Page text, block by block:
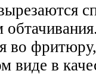
во
виде в